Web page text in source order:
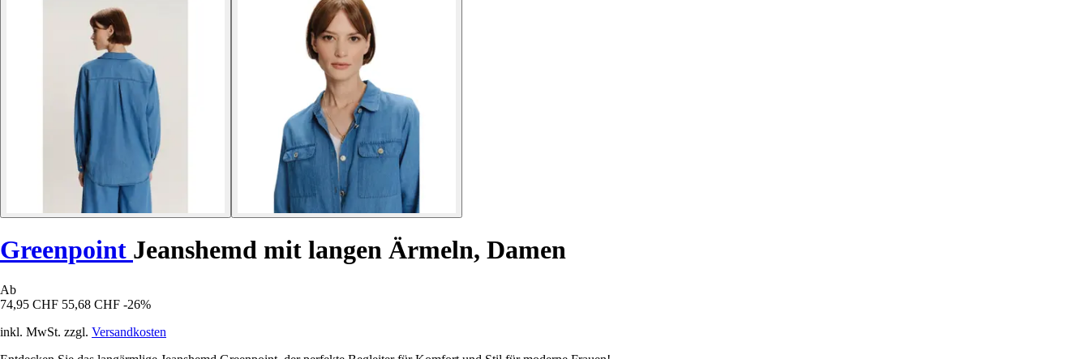
Greenpoint Jeanshemd mit langen Ärmeln, Damen
Ab
74,95 CHF 55,68 CHF -26%
inkl. MwSt. zzgl. Versandkosten